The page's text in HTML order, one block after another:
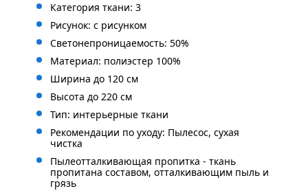
Категория ткани: 3
Рисунок: с рисунком
Светонепроницаемость: 50%
Материал: полиэстер 100%
Ширина до 120 см
Высота до 220 см
Тип: интерьерные ткани
Рекомендации по уходу: Пылесос, сухая
чистка
Пылеотталкивающая пропитка - ткань
пропитана составом, отталкивающим пыль и
грязь